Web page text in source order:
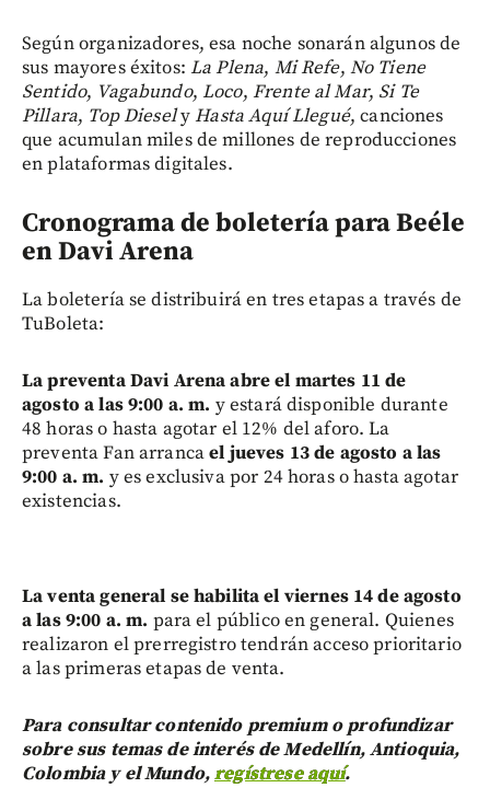
Según organizadores, esa noche sonarán algunos de
sus mayores éxitos: La Plena, Mi Refe, No Tiene
Sentido, Vagabundo,Loco, Frente al Mar, Si Te
Pillara, Top DieselyHasta Aquí Llegué, canciones
que acumulan miles de millones de reproducciones
en plataformas digitales.
Cronograma de boletería para Beéle
en Davi Arena
La boletería se distribuirá en tres etapas a través de
TuBoleta:
La preventa Davi Arena abre el martes 11 de
agosto a las 9:00 a. m. y estará disponible durante
48 horas o hasta agotar el 12% del aforo. La
preventa Fan arrancael jueves 13 de agosto a las
9:00 a. m. y es exclusiva por 24 horas o hasta agotar
existencias.
La venta general se habilita el viernes 14 de agosto
a las 9:00 a. m. para el público en general. Quienes
realizaron el prerregistro tendrán acceso prioritario
a las primeras etapas de venta.
Para consultar contenido premium o profundizar
sobre sus temas de interés de Medellín, Antioquia,
Colombia y el Mundo,regístrese aquí.